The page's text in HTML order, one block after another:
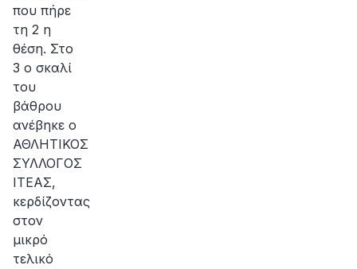
που πήρε
τη 2 η
θέση. Στο
3 ο σκαλί
του
βάθρου
ανέβηκε ο
ΑΘΛΗΤΙΚΟΣ
ΣΥΛΛΟΓΟΣ
ΙΤΕΑΣ,
κερδίζοντας
στον
μικρό
τελικό